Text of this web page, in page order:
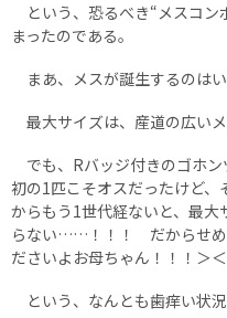
という、恐るべき“メスコン
まったのである。
まあ、メスが誕生するのはい
最大サイズは、産道の広い
でも、Rバッジ付きのゴホ
初の1匹こそオスだったけど
からもう1世代経ないと、最
らない……！！！ だからせめ
ださいよお母ちゃん！！！＞＜
という、なんとも歯痒い状